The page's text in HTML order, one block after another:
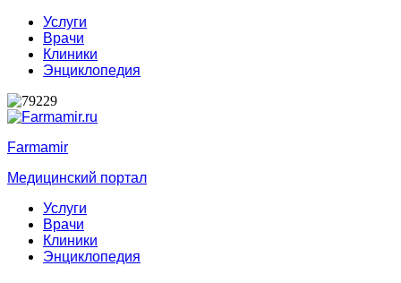
Услуги
Врачи
Клиники
Энциклопедия
Farmamir
Медицинский портал
Услуги
Врачи
Клиники
Энциклопедия